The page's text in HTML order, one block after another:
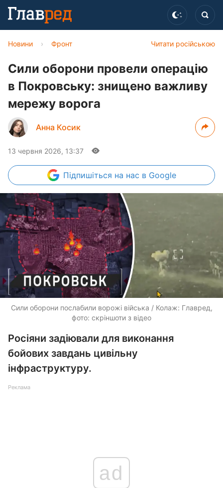
Читати російською
Новини › Фронт
Сили оборони провели операцію
в Покровську: знищено важливу
мережу ворога
Анна Косик
13 червня 2026, 13:37
Підпишіться на нас в Google
Сили оборони послабили ворожі війська / Колаж: Главред,
фото: скріншоти з відео
Росіяни задіювали для виконання
бойових завдань цивільну
інфраструктуру.
Реклама
ad